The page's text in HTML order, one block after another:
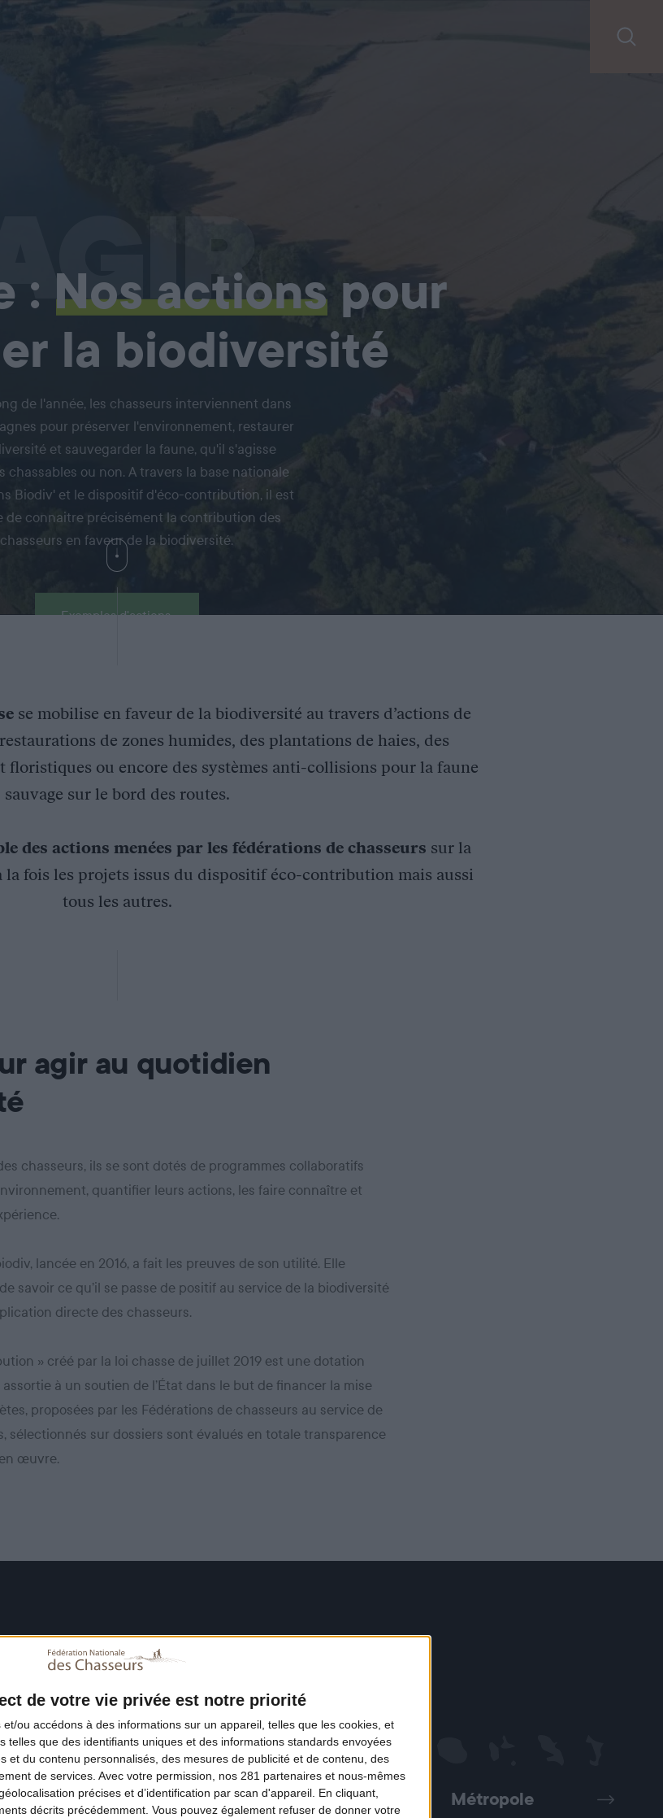
de votre vie privée est notre priorité
et/ou accédons à des informations sur un appareil, telles que les cookies, et
telles que des identifiants uniques et des informations standards envoyées
et du contenu personnalisés, des mesures de publicité et de contenu, des
de services. Avec votre permission, nos 281 partenaires et nous-mêmes
précises et d’identification par scan d'appareil. En cliquant,
décrits précédemment. Vous pouvez également refuser de donner votre
: Nos actionspour
la biodiversité
de l'année, les chasseurs interviennent dans
pour préserver l'environnement, restaurer
et sauvegarder la faune, qu'il s'agisse
chassables ou non. A travers la base nationale
Biodiv' et le dispositif d'éco-contribution, il est
de connaitre précisément la contribution des
chasseurs en faveur de la biodiversité.
Exemples d'actions
se mobilise en faveur de la biodiversité au travers d’actions de
de zones humides, des plantations de haies, des
floristiques ou encore des systèmes anti-collisions pour la faune
sauvage sur le bord des routes.
des actions menées par les fédérations de chasseurs sur la
la fois les projets issus du dispositif éco-contribution mais aussi
tous les autres.
agir au quotidien
chasseurs, ils se sont dotés de programmes collaboratifs
quantifier leurs actions, les faire connaître et
lancée en 2016, a fait les preuves de son utilité. Elle
savoir ce qu’il se passe de positif au service de la biodiversité
directe des chasseurs.
» créé par la loi chasse de juillet 2019 est une dotation
à un soutien de l’État dans le but de financer la mise
proposées par les Fédérations de chasseurs au service de
sélectionnés sur dossiers sont évalués en totale transparence
œuvre.
Précédent Métropole Suivant